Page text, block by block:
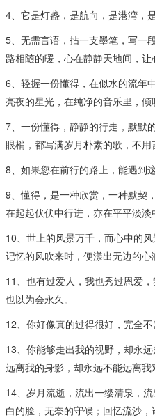
4、它是灯盏，是航向，是港湾，
5、无需言语，拈一支墨笔，写一
路相随的暖，心在静静天地间，让
6、轻握一份懂得，在似水的流年
亮夜的星光，在纯净的音乐里，倾
7、一份懂得，静静的行走，默默
眼梢，都写满岁月朴素的歌，不用
8、如果您在前行的路上，能遇到
9、懂得，是一种欣赏，一种默契
在起起伏伏中行进，亦在平平淡淡
10、世上的风景万千，而心中的
记忆的风吹来时，便漾出无边的心
11、也有过爱人，我也秀过恩爱
也以为会永久。
12、你好像真的过得很好，完全不
13、你能够走出我的视野，却永
远离我的身影，却永远不能远离我
14、岁月流逝，流出一缕清泉，
白的脸，无奈的守候；回忆流沙